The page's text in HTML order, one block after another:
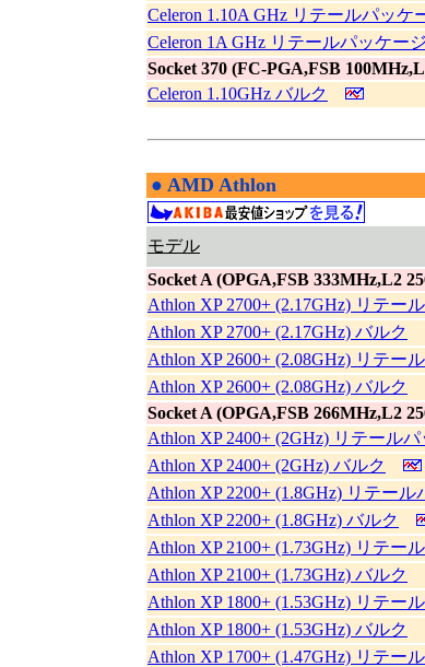
Celeron 1.10A GHz リテールパッケ
Celeron 1A GHz リテールパッケージ
Socket 370 (FC-PGA,FSB
Celeron 1.10GHz バルク
● AMD Athlon
モデル
Socket A (OPGA,FSB 333MHz,L2
Athlon XP 2700+ (2.17GHz) リテー
Athlon XP 2700+ (2.17GHz) バルク
Athlon XP 2600+ (2.08GHz) リテー
Athlon XP 2600+ (2.08GHz) バルク
Socket A (OPGA,FSB 266MHz,L2
Athlon XP 2400+ (2GHz) リテール
Athlon XP 2400+ (2GHz) バルク
Athlon XP 2200+ (1.8GHz) リテール
Athlon XP 2200+ (1.8GHz) バルク
Athlon XP 2100+ (1.73GHz) リテー
Athlon XP 2100+ (1.73GHz) バルク
Athlon XP 1800+ (1.53GHz) リテー
Athlon XP 1800+ (1.53GHz) バルク
Athlon XP 1700+ (1.47GHz) リテー